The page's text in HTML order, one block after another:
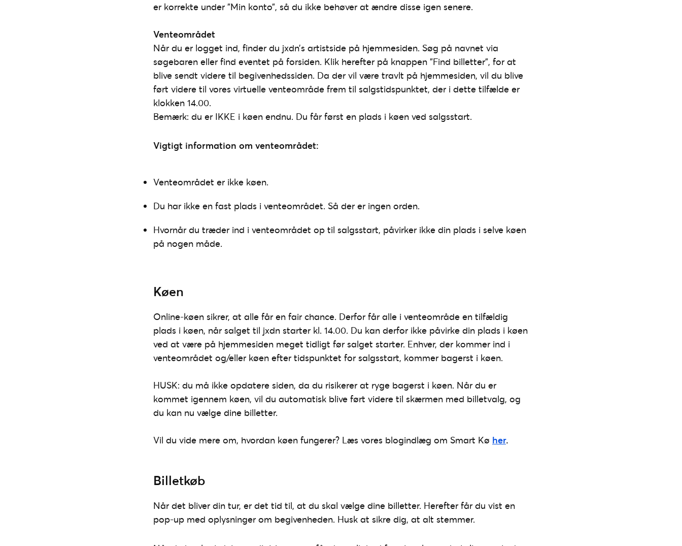
er korrekte under ”Min konto”, så du ikke behøver at ændre disse igen senere.
Venteområdet
Når du er logget ind, finder du jxdn’s artistside på hjemmesiden. Søg på navnet via
søgebaren eller find eventet på forsiden. Klik herefter på knappen ”Find billetter”, for at
blive sendt videre til begivenhedssiden. Da der vil være travlt på hjemmesiden, vil du blive
ført videre til vores virtuelle venteområde frem til salgstidspunktet, der i dette tilfælde er
klokken 14.00.
Bemærk: du er IKKE i køen endnu. Du får først en plads i køen ved salgsstart.
Vigtigt information om venteområdet:
Venteområdet er ikke køen.
Du har ikke en fast plads i venteområdet. Så der er ingen orden.
Hvornår du træder ind i venteområdet op til salgsstart, påvirker ikke din plads i selve køen
på nogen måde.
Køen
Online-køen sikrer, at alle får en fair chance. Derfor får alle i venteområde en tilfældig
plads i køen, når salget til jxdn starter kl. 14.00. Du kan derfor ikke påvirke din plads i køen
ved at være på hjemmesiden meget tidligt før salget starter. Enhver, der kommer ind i
venteområdet og/eller køen efter tidspunktet for salgsstart, kommer bagerst i køen.
HUSK: du må ikke opdatere siden, da du risikerer at ryge bagerst i køen. Når du er
kommet igennem køen, vil du automatisk blive ført videre til skærmen med billetvalg, og
du kan nu vælge dine billetter.
Vil du vide mere om, hvordan køen fungerer? Læs vores blogindlæg om Smart Kø her.
Billetkøb
Når det bliver din tur, er det tid til, at du skal vælge dine billetter. Herefter får du vist en
pop-up med oplysninger om begivenheden. Husk at sikre dig, at alt stemmer.